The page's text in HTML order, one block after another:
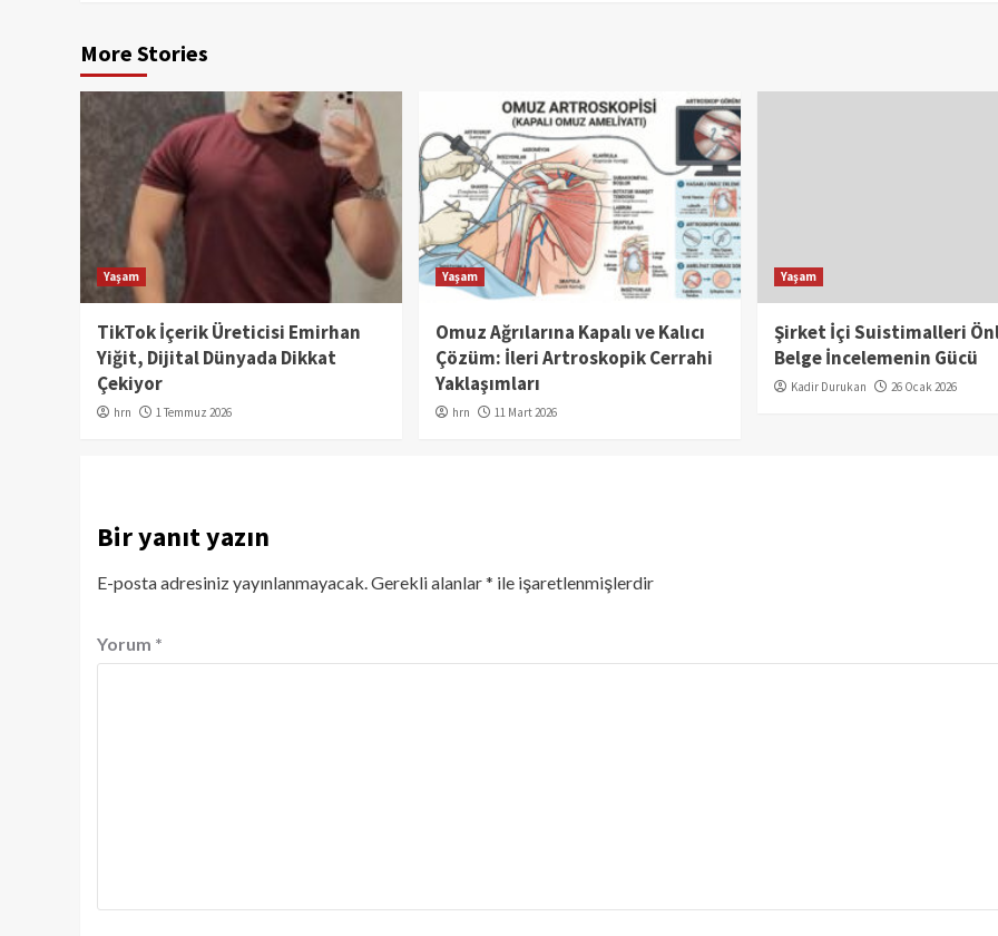
More Stories
Yaşam
TikTok İçerik Üreticisi Emirhan
Yiğit, Dijital Dünyada Dikkat
Çekiyor
hrn 1 Temmuz 2026
Yaşam
Omuz Ağrılarına Kapalı ve Kalıcı
Çözüm: İleri Artroskopik Cerrahi
Yaklaşımları
hrn 11 Mart 2026
Yaşam
Şirket İçi Suistimalleri
Belge İncelemenin Gücü
Kadir Durukan 26 Ocak 2026
Bir yanıt yazın
E-posta adresiniz yayınlanmayacak.Gerekli alanlar* ile işaretlenmişlerdir
Yorum *